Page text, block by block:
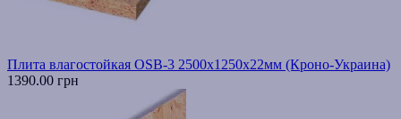
Плита влагостойкая OSB-3 2500х1250х22мм (Кроно-Украина)
1390.00 грн